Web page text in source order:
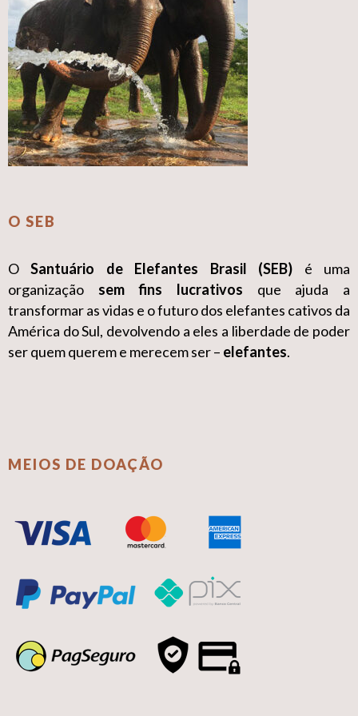
O SEB
OSantuário de Elefantes Brasil (SEB) é uma
organização sem fins lucrativos que ajuda a
transformar as vidas e o futuro dos elefantes cativos da
América do Sul, devolvendo a eles a liberdade de poder
ser quem querem e merecem ser – elefantes.
MEIOS DE DOAÇÃO